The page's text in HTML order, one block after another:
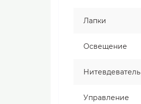
Лапки
Освещение
Нитевдеватель
Управление